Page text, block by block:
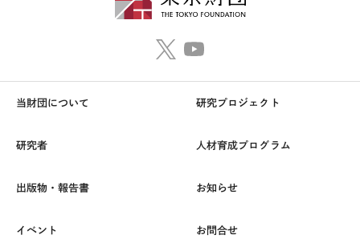
当財団について 研究プロジェクト
研究者 人材育成プログラム
出版物・報告書 お知らせ
イベント お問合せ